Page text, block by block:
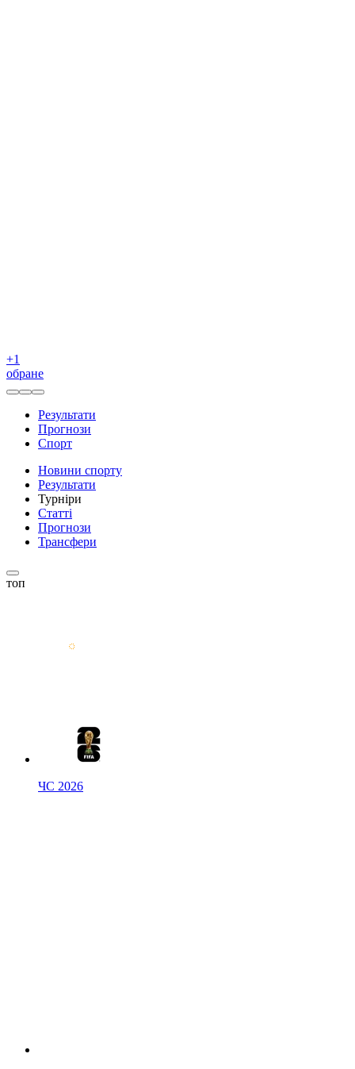
+1
обране
Результати
Прогнози
Спорт
Новини спорту
Результати
Турніри
Статті
Прогнози
Трансфери
топ
ЧС 2026